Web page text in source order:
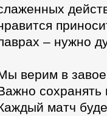
– нужно
верим в
сохранять
матч